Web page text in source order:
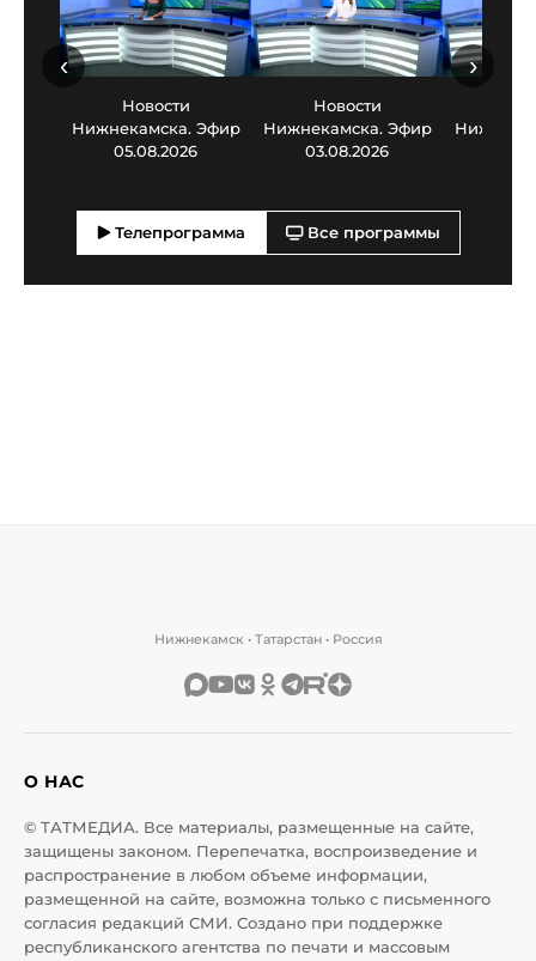
Новости
Нижнекамска. Эфир
05.08.2026
Новости
Нижнекамска. Эфир
03.08.2026
‹ ›
Телепрограмма Все программы
Нижнекамск • Татарстан • Россия
О НАС
© ТАТМЕДИА. Все материалы, размещенные на сайте,
защищены законом. Перепечатка, воспроизведение и
распространение в любом объеме информации,
размещенной на сайте, возможна только с письменного
согласия редакций СМИ. Создано при поддержке
республиканского агентства по печати и массовым